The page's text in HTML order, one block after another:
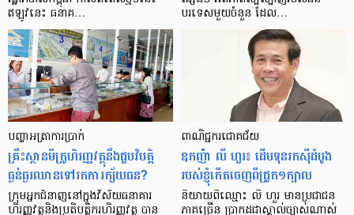
ឥឡូវ​នេះ ធនាគ…
បរទេស​មួយ​ចំនួន ដែល…
បញ្ហា​អត្រា​ការប្រាក់
គ្រឹះស្ថាន​មីក្រូ​ហិរញ្ញវត្ថុ​នឹង​ជួប​វិបត្តិ​
ធ្ងន់ធ្ងរ​ឈាន​ទៅ​រក​ការ​ក្ស័យធន?
ក្រុម​អ្នក​ជំនាញ​នៅ​ក្នុង​វិស័យ​ធនាគារ
ហិរញ្ញវត្ថុ​និង​ប្រតិបត្តិករ​ហិរញ្ញ​វត្ថុ បាន​​
ពាណិជ្ជករជោគជ័យ
ឧកញ៉ា លី ហួរ៖ ដើមទុនរកស៊ីដំបូង
របស់ខ្ញុំកើតចេញពីជ្រូក១ក្បាល
និយាយ​ពី​ឈ្មោះ លី ហួរ មាន​ប្រជាជន​
ភាគ​ច្រើន ប្រាកដ​ជា​ស្គាល់​ច្បាស់​ណាស់